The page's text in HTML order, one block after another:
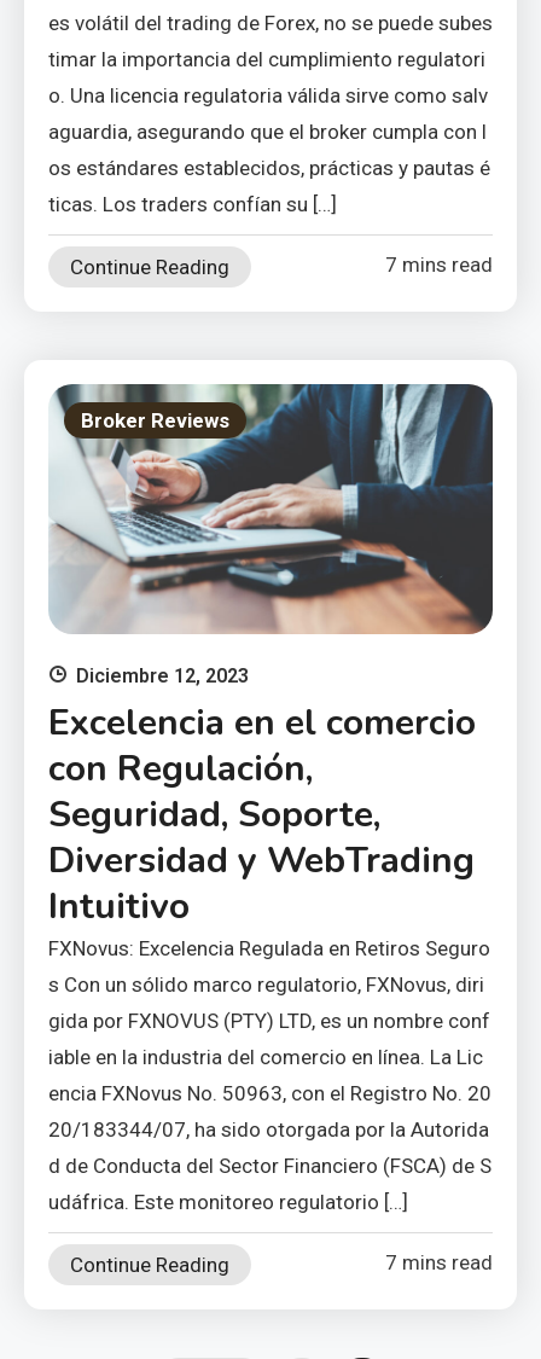
es volátil del trading de Forex, no se puede subes
timar la importancia del cumplimiento regulatori
o. Una licencia regulatoria válida sirve como salv
aguardia, asegurando que el broker cumpla con l
os estándares establecidos, prácticas y pautas é
ticas. Los traders confían su […]
Continue Reading 7 mins read
Broker Reviews
Diciembre 12, 2023
Excelencia en el comercio
con Regulación,
Seguridad, Soporte,
Diversidad y WebTrading
Intuitivo
FXNovus: Excelencia Regulada en Retiros Seguro
s Con un sólido marco regulatorio, FXNovus, diri
gida por FXNOVUS (PTY) LTD, es un nombre conf
iable en la industria del comercio en línea. La Lic
encia FXNovus No. 50963, con el Registro No. 20
20/183344/07, ha sido otorgada por la Autorida
d de Conducta del Sector Financiero (FSCA) de S
udáfrica. Este monitoreo regulatorio […]
Continue Reading 7 mins read